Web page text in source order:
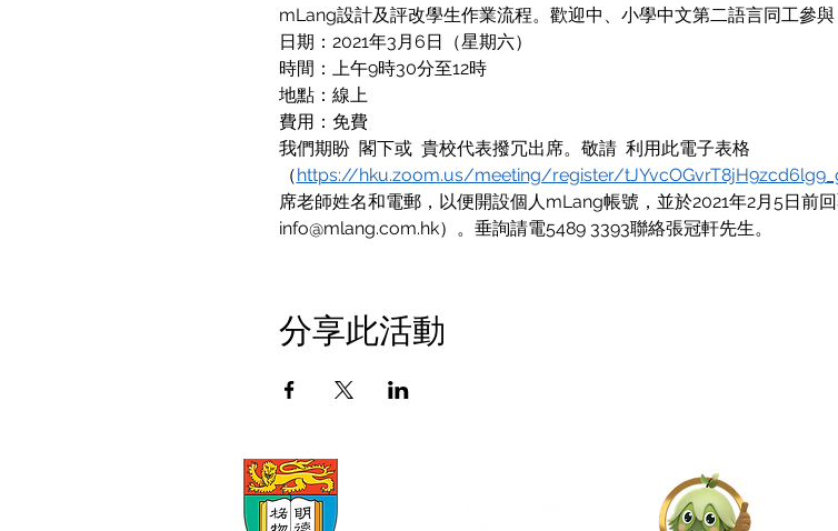
mLang設計及評改學生作業流程。歡迎中、小學中文第二語言同工參與
日期：2021年3月6日（星期六）
時間：上午9時30分至12時
地點：線上
費用：免費
我們期盼  閣下或  貴校代表撥冗出席。敬請  利用此電子表格
（https://hku.zoom.us/meeting/register/
席老師姓名和電郵，以便開設個人mLang帳號，並於2021年2月5日前
info@mlang.com.hk）。垂詢請電5489 3393聯絡張冠軒先生。
分享此活動